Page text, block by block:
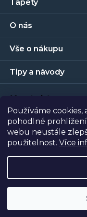
Používáme cookies,
pohodlné
webu neustále
použitelnost. Více
a
í
Tapety
O nás
Vše o nákupu
Tipy a návody
Kontakt
Prodejna
Vytvořil
Copyright 2026
Odstoupit od